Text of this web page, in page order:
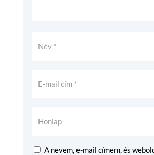
A nevem, e-mail címem, és